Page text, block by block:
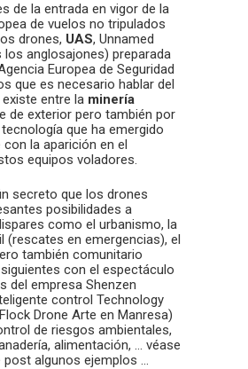
de la entrada en vigor de la
de vuelos no tripulados
drones, UAS, Unnamed
los anglosajones) preparada
Europea de Seguridad
que es necesario hablar del
entre la minería
de exterior pero también por
que ha emergido
la aparición en el
equipos voladores.
secreto que los drones
posibilidades a
como el urbanismo, la
(rescates en emergencias), el
también comunitario
con el espectáculo
del empresa Shenzen
control Technology
Drone Arte en Manresa)
de riesgos ambientales,
alimentación, … véase
post algunos ejemplos …